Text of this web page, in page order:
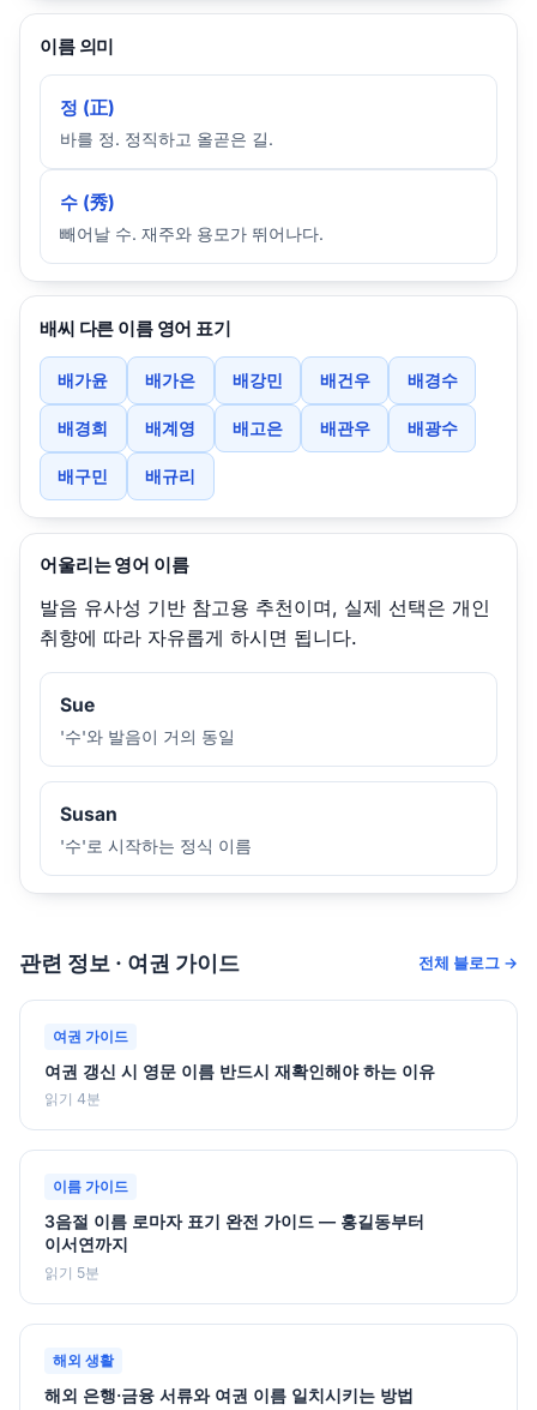
이름 의미
정 (正)
바를 정. 정직하고 올곧은 길.
수 (秀)
빼어날 수. 재주와 용모가 뛰어나다.
배씨 다른 이름 영어 표기
배가윤 배가은 배강민 배건우 배경수
배경희 배계영 배고은 배관우 배광수
배구민 배규리
어울리는 영어 이름
발음 유사성 기반 참고용 추천이며, 실제 선택은 개인
취향에 따라 자유롭게 하시면 됩니다.
Sue
'수'와 발음이 거의 동일
Susan
'수'로 시작하는 정식 이름
관련 정보 · 여권 가이드 전체 블로그 →
여권 가이드
여권 갱신 시 영문 이름 반드시 재확인해야 하는 이유
읽기 4분
이름 가이드
3음절 이름 로마자 표기 완전 가이드 — 홍길동부터
이서연까지
읽기 5분
해외 생활
해외 은행·금융 서류와 여권 이름 일치시키는 방법